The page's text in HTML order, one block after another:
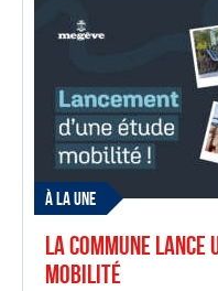
À LA UNE
La Commune
mobilité